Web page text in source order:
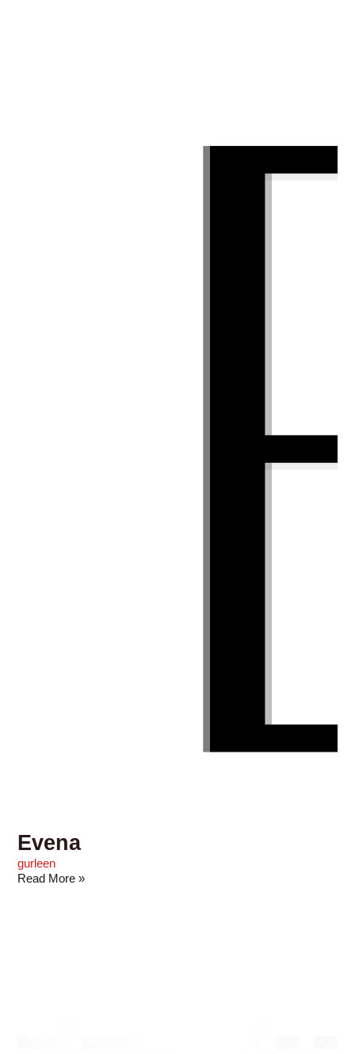
Evena
gurleen
Read More »